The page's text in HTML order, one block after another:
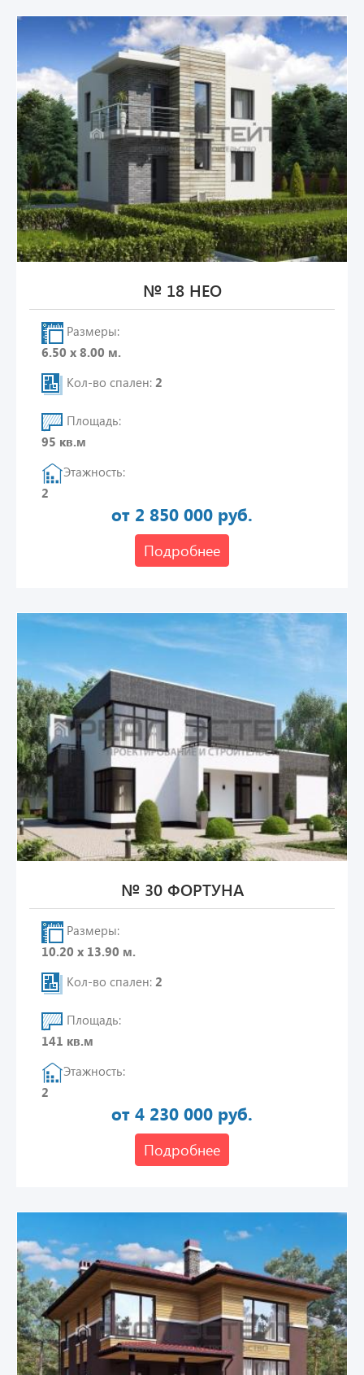
№ 18 НЕО
Размеры:
6.50 х 8.00 м.
Кол-во спален: 2
Площадь:
95 кв.м
Этажность:
2
от 2 850 000 руб.
Подробнее
№ 30 ФОРТУНА
Размеры:
10.20 х 13.90 м.
Кол-во спален: 2
Площадь:
141 кв.м
Этажность:
2
от 4 230 000 руб.
Подробнее